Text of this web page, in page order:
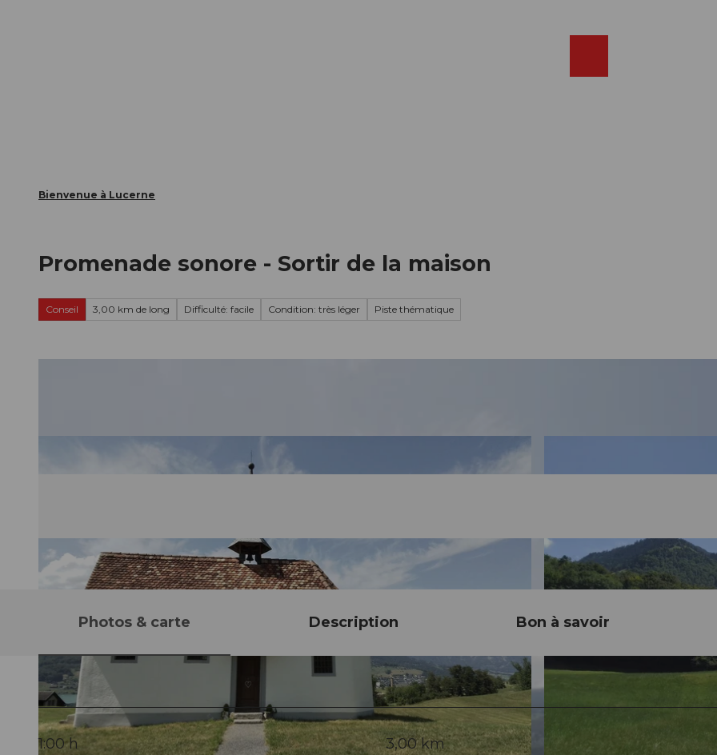
Bienvenue à Lucerne
Promenade sonore - Sortir de la maison
Conseil 3,00 km de long Difficulté: facile Condition: très léger Piste thématique
Photos & carte Description Bon à savoir
1:00 h
3,00 km